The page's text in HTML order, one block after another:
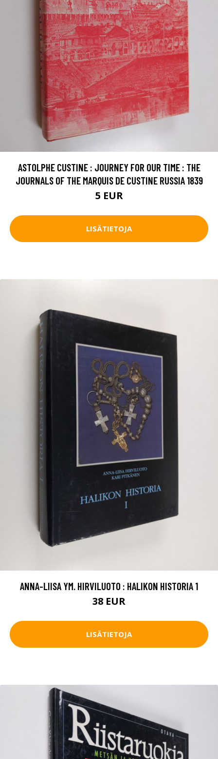
ASTOLPHE CUSTINE : JOURNEY FOR OUR TIME : THE
JOURNALS OF THE MARQUIS DE CUSTINE RUSSIA 1839
5 EUR
LISÄTIETOJA
ANNA-LIISA YM. HIRVILUOTO : HALIKON HISTORIA 1
38 EUR
LISÄTIETOJA